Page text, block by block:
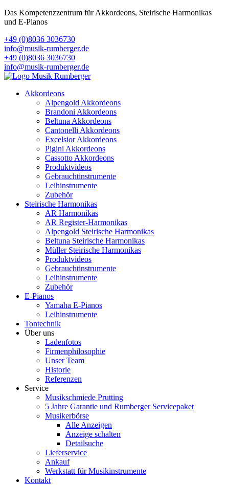
Das Kompetenzzentrum für Akkordeons, Steirische Harmonikas
und E-Pianos
+49 (0)8036 3036730
info@musik-rumberger.de
+49 (0)8036 3036730
info@musik-rumberger.de
Akkordeons
Alpengold Akkordeons
Brandoni Akkordeons
Beltuna Akkordeons
Cantonelli Akkordeons
Excelsior Akkordeons
Pigini Akkordeons
Cassotto Akkordeons
Produktvideos
Gebrauchtinstrumente
Leihinstrumente
Zubehör
Steirische Harmonikas
AR Harmonikas
AR Register-Harmonikas
Alpengold Steirische Harmonikas
Beltuna Steirische Harmonikas
Müller Steirische Harmonikas
Produktvideos
Gebrauchtinstrumente
Leihinstrumente
Zubehör
E-Pianos
Yamaha E-Pianos
Leihinstrumente
Tontechnik
Über uns
Ladenfotos
Firmenphilosophie
Unser Team
Historie
Referenzen
Service
Musikschmiede Prutting
5 Jahre Garantie und Rumberger Servicepaket
Musikerbörse
Alle Anzeigen
Anzeige schalten
Detailsuche
Lieferservice
Ankauf
Werkstatt für Musikinstrumente
Kontakt